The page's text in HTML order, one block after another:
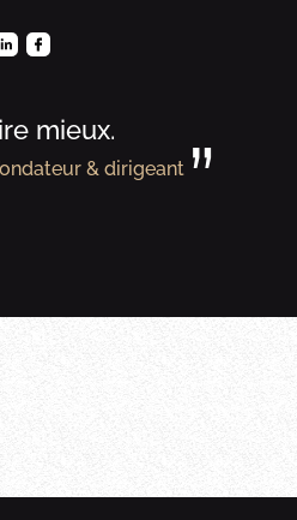
avec la
mieux.
& dirigeant ”